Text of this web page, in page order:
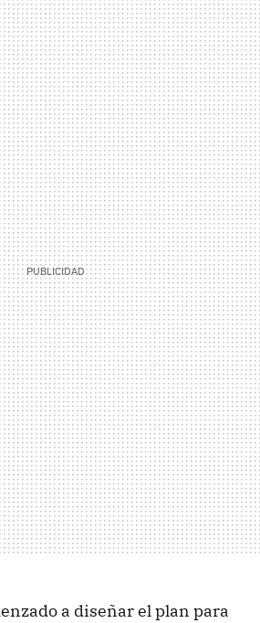
a diseñar el plan para